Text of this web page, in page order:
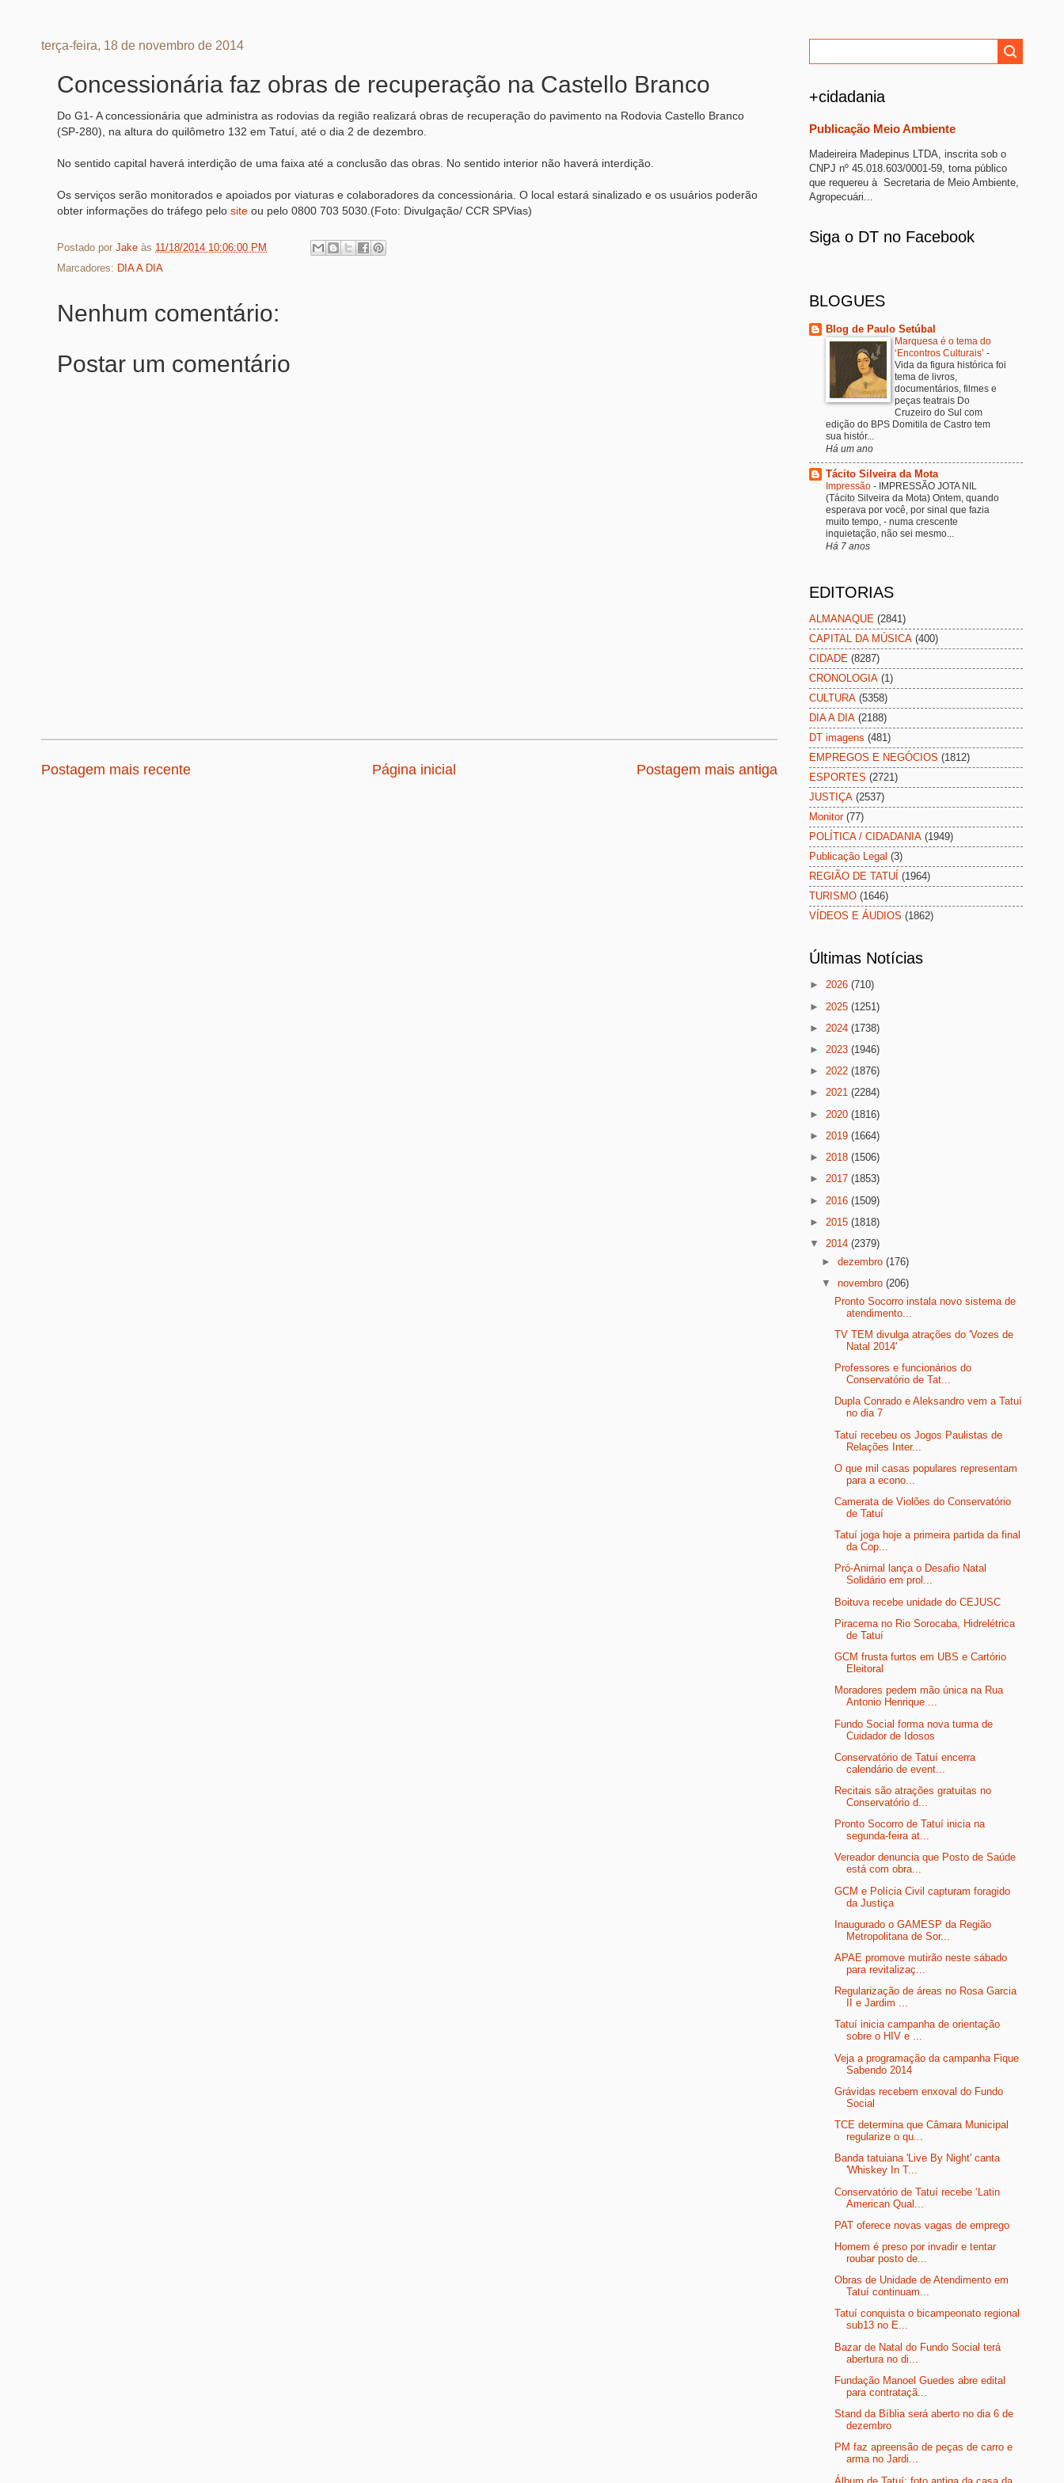
terça-feira, 18 de novembro de 2014
Concessionária faz obras de recuperação na Castello Branco
Do G1- A concessionária que administra as rodovias da região realizará obras de recuperação do pavimento na Rodovia Castello Branco
(SP-280), na altura do quilômetro 132 em Tatuí, até o dia 2 de dezembro.
No sentido capital haverá interdição de uma faixa até a conclusão das obras. No sentido interior não haverá interdição.
Os serviços serão monitorados e apoiados por viaturas e colaboradores da concessionária. O local estará sinalizado e os usuários poderão
obter informações do tráfego pelo site ou pelo 0800 703 5030.(Foto: Divulgação/ CCR SPVias)
Postado por Jake às 11/18/2014 10:06:00 PM
Marcadores: DIA A DIA
Nenhum comentário:
Postar um comentário
Postagem mais recente Postagem mais antiga
Página inicial
+cidadania
Publicação Meio Ambiente
Madeireira Madepinus LTDA, inscrita sob o
CNPJ nº 45.018.603/0001-59, torna público
que requereu à Secretaria de Meio Ambiente,
Agropecuári...
Siga o DT no Facebook
BLOGUES
Blog de Paulo Setúbal
Marquesa é o tema do
‘Encontros Culturais’ -
Vida da figura histórica foi
tema de livros,
documentários, filmes e
peças teatrais Do
Cruzeiro do Sul com
edição do BPS Domitila de Castro tem
sua histór...
Há um ano
Tácito Silveira da Mota
Impressão - IMPRESSÃO JOTA NIL
(Tácito Silveira da Mota) Ontem, quando
esperava por você, por sinal que fazia
muito tempo, - numa crescente
inquietação, não sei mesmo...
Há 7 anos
EDITORIAS
ALMANAQUE (2841)
CAPITAL DA MÚSICA (400)
CIDADE (8287)
CRONOLOGIA (1)
CULTURA (5358)
DIA A DIA (2188)
DT imagens (481)
EMPREGOS E NEGÓCIOS (1812)
ESPORTES (2721)
JUSTIÇA (2537)
Monitor (77)
POLÍTICA / CIDADANIA (1949)
Publicação Legal (3)
REGIÃO DE TATUÍ (1964)
TURISMO (1646)
VÍDEOS E ÁUDIOS (1862)
Últimas Notícias
► 2026 (710)
► 2025 (1251)
► 2024 (1738)
► 2023 (1946)
► 2022 (1876)
► 2021 (2284)
► 2020 (1816)
► 2019 (1664)
► 2018 (1506)
► 2017 (1853)
► 2016 (1509)
► 2015 (1818)
▼ 2014 (2379)
►dezembro(176)
▼novembro(206)
Pronto Socorro instala novo sistema de
atendimento...
TV TEM divulga atrações do 'Vozes de
Natal 2014'
Professores e funcionários do
Conservatório de Tat...
Dupla Conrado e Aleksandro vem a Tatuí
no dia 7
Tatuí recebeu os Jogos Paulistas de
Relações Inter...
O que mil casas populares representam
para a econo...
Camerata de Violões do Conservatório
de Tatuí
Tatuí joga hoje a primeira partida da final
da Cop...
Pró-Animal lança o Desafio Natal
Solidário em prol...
Boituva recebe unidade do CEJUSC
Piracema no Rio Sorocaba, Hidrelétrica
de Tatuí
GCM frusta furtos em UBS e Cartório
Eleitoral
Moradores pedem mão única na Rua
Antonio Henrique ...
Fundo Social forma nova turma de
Cuidador de Idosos
Conservatório de Tatuí encerra
calendário de event...
Recitais são atrações gratuitas no
Conservatório d...
Pronto Socorro de Tatuí inicia na
segunda-feira at...
Vereador denuncia que Posto de Saúde
está com obra...
GCM e Polícia Civil capturam foragido
da Justiça
Inaugurado o GAMESP da Região
Metropolitana de Sor...
APAE promove mutirão neste sábado
para revitalizaç...
Regularização de áreas no Rosa Garcia
II e Jardim ...
Tatuí inicia campanha de orientação
sobre o HIV e ...
Veja a programação da campanha Fique
Sabendo 2014
Grávidas recebem enxoval do Fundo
Social
TCE determina que Câmara Municipal
regularize o qu...
Banda tatuiana 'Live By Night' canta
'Whiskey In T...
Conservatório de Tatuí recebe ‘Latin
American Qual...
PAT oferece novas vagas de emprego
Homem é preso por invadir e tentar
roubar posto de...
Obras de Unidade de Atendimento em
Tatuí continuam...
Tatuí conquista o bicampeonato regional
sub13 no E...
Bazar de Natal do Fundo Social terá
abertura no di...
Fundação Manoel Guedes abre edital
para contrataçã...
Stand da Bíblia será aberto no dia 6 de
dezembro
PM faz apreensão de peças de carro e
arma no Jardi...